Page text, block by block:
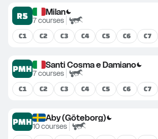
R5 Milan
7courses
C1 C2 C3 C4 C5 C6 C7
PMH Santi Cosma e Damiano
7courses
C1 C2 C3 C4 C5 C6 C7
PMH Aby (Göteborg)
10courses